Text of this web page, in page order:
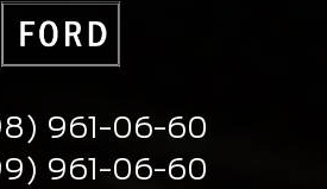
961-06-60
961-06-60